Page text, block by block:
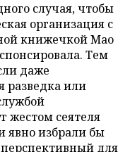
случая, чтобы
организация с
книжечкой Мао
Тем
даже
разведка или
жестом сеятеля
явно избрали бы
перспективный для